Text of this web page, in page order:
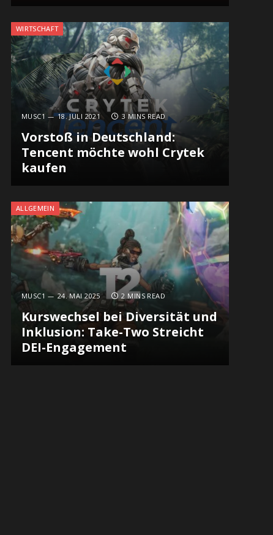
WIRTSCHAFT
MUSC1 18. JULI 2021 3 MINS READ
Vorstoß in Deutschland:
Tencent möchte wohl Crytek
kaufen
ALLGEMEIN
MUSC1 24. MAI 2025 2 MINS READ
Kurswechsel bei Diversität und
Inklusion: Take-Two Streicht
DEI-Engagement